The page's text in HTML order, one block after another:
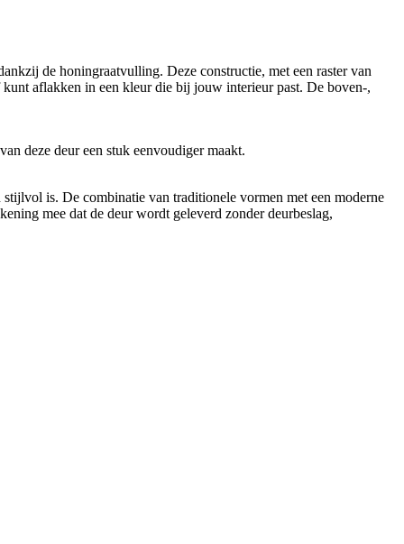
de honingraatvulling. Deze constructie, met een raster van
aflakken in een kleur die bij jouw interieur past. De boven-,
deze deur een stuk eenvoudiger maakt.
is. De combinatie van traditionele vormen met een moderne
mee dat de deur wordt geleverd zonder deurbeslag,